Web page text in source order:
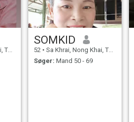
SOMKID
52 • Sa Khrai, Nong Khai, Thailand
Søger: Mand 50 - 69